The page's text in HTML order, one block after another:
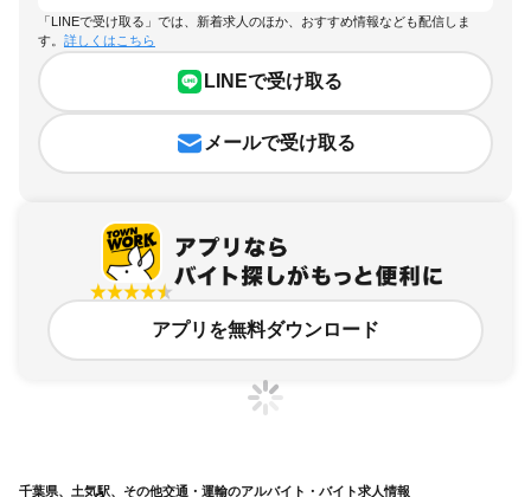
「LINEで受け取る」では、新着求人のほか、おすすめ情報なども配信しま
す。 詳しくはこちら
LINEで受け取る
メールで受け取る
アプリを無料ダウンロード
千葉県、土気駅、その他交通・運輸のアルバイト・バイト求人情報